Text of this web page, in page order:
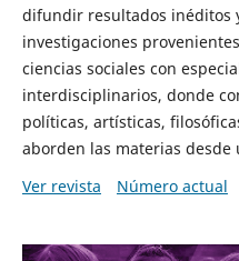
difundir resultados inéditos
investigaciones
ciencias sociales con
interdisciplinarios, donde
políticas, artísticas,
aborden las materias
Ver revista
Número actual